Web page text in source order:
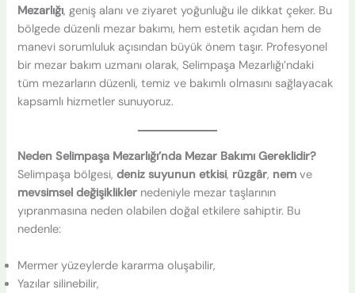
Mezarlığı, geniş alanı ve ziyaret yoğunluğu ile dikkat çeker. Bu
bölgede düzenli mezar bakımı, hem estetik açıdan hem de
manevi sorumluluk açısından büyük önem taşır. Profesyonel
bir mezar bakım uzmanı olarak, Selimpaşa Mezarlığı’ndaki
tüm mezarların düzenli, temiz ve bakımlı olmasını sağlayacak
kapsamlı hizmetler sunuyoruz.
Neden Selimpaşa Mezarlığı’nda Mezar Bakımı Gereklidir?
Selimpaşa bölgesi,deniz suyunun etkisi, rüzgâr, nem ve
mevsimsel değişiklikler nedeniyle mezar taşlarının
yıpranmasına neden olabilen doğal etkilere sahiptir. Bu
nedenle:
Mermer yüzeylerde kararma oluşabilir,
Yazılar silinebilir,